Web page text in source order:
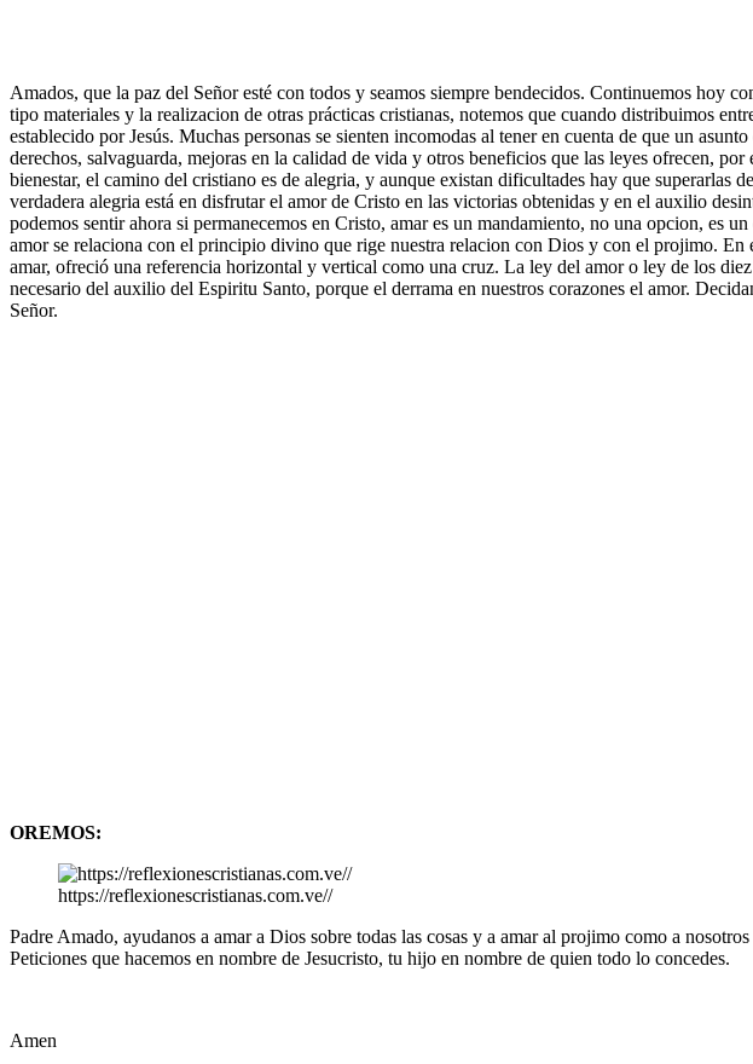
Amados, que la paz del Señor esté con todos y seamos siempre bendecidos. Continuemos hoy
tipo materiales y la realizacion de otras prácticas cristianas, notemos que cuando distribuimos
establecido por Jesús. Muchas personas se sienten incomodas al tener en cuenta de que un
derechos, salvaguarda, mejoras en la calidad de vida y otros beneficios que las leyes ofrecen,
bienestar, el camino del cristiano es de alegria, y aunque existan dificultades hay que superarlas
verdadera alegria está en disfrutar el amor de Cristo en las victorias obtenidas y en el auxilio
podemos sentir ahora si permanecemos en Cristo, amar es un mandamiento, no una opcion, es
amor se relaciona con el principio divino que rige nuestra relacion con Dios y con el projimo. En
amar, ofreció una referencia horizontal y vertical como una cruz. La ley del amor o ley de los
necesario del auxilio del Espiritu Santo, porque el derrama en nuestros corazones el amor.
Señor.
OREMOS:
https://reflexionescristianas.com.ve//
Padre Amado, ayudanos a amar a Dios sobre todas las cosas y a amar al projimo como a
Peticiones que hacemos en nombre de Jesucristo, tu hijo en nombre de quien todo lo concedes.
Amen